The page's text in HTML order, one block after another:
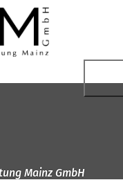
Mainz GmbH